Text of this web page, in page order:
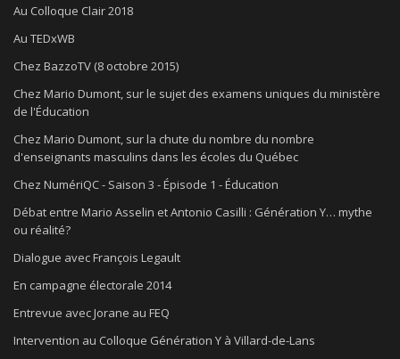
Au Colloque Clair 2018
Au TEDxWB
Chez BazzoTV (8 octobre 2015)
Chez Mario Dumont, sur le sujet des examens uniques du ministère
de l'Éducation
Chez Mario Dumont, sur la chute du nombre du nombre
d'enseignants masculins dans les écoles du Québec
Chez NumériQC - Saison 3 - Épisode 1 - Éducation
Débat entre Mario Asselin et Antonio Casilli : Génération Y… mythe
ou réalité?
Dialogue avec François Legault
En campagne électorale 2014
Entrevue avec Jorane au FEQ
Intervention au Colloque Génération Y à Villard-de-Lans